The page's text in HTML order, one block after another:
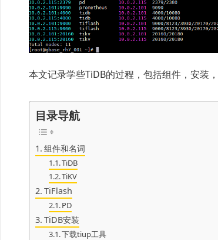
本文记录学些TiDB的过程，包括组件，安装
目录导航
组件和名词
TiDB
TiKV
TiFlash
PD
TiDB安装
下载tiup工具